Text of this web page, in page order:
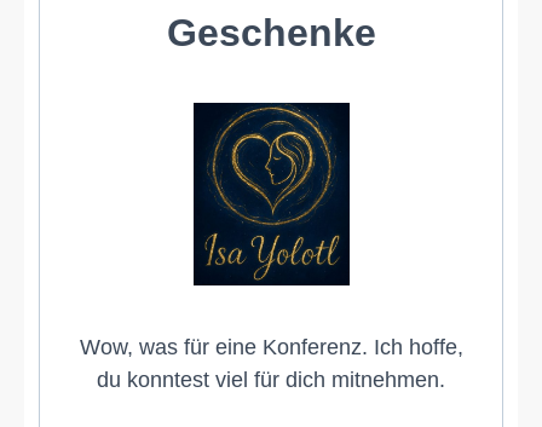
Geschenke
Wow, was für eine Konferenz. Ich hoffe,
du konntest viel für dich mitnehmen.